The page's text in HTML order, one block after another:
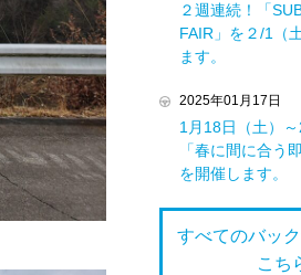
２週連続！「
FAIR」を２/1（
ます。
2025年01月17日
1月18日（土）～
「春に間に合う
を開催します。
すべてのバッ
こち